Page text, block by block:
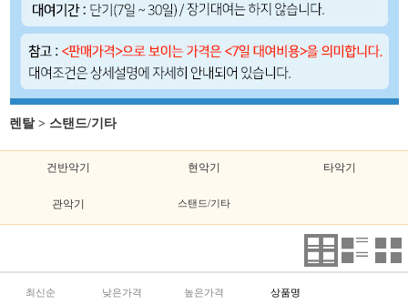
렌탈> 스탠드/기타
건반악기 현악기 타악기
관악기 스탠드/기타
최신순 낮은가격 높은가격 상품명